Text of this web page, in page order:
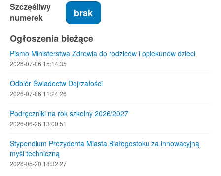
Szczęśliwy
numerek
brak
Ogłoszenia bieżące
Pismo Ministerstwa Zdrowia do rodziców i opiekunów dzieci
2026-07-06 15:14:35
Odbiór Świadectw Dojrzałości
2026-07-06 11:24:26
Podręczniki na rok szkolny 2026/2027
2026-06-26 13:00:51
Stypendium Prezydenta Miasta Białegostoku za innowacyjną
myśl techniczną
2026-05-20 18:32:27